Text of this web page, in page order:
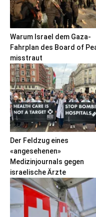
Warum Israel dem Gaza-
Fahrplan des Board of
misstraut
Der Feldzug eines
«angesehenen»
Medizinjournals gegen
israelische Ärzte